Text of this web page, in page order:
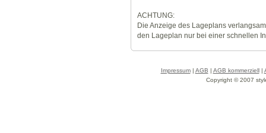
ACHTUNG:
Die Anzeige des Lageplans
den Lageplan nur bei einer schnellen
Impressum| AGB | AGB kommerziell|
Copyright © 2007